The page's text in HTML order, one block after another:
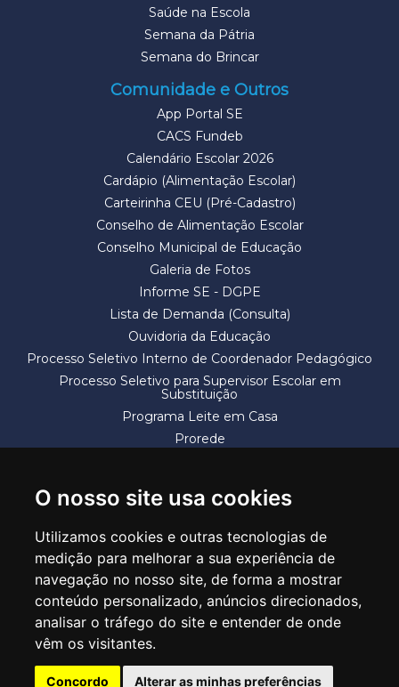
O nosso site usa cookies
Utilizamos cookies e outras tecnologias de
medição para melhorar a sua experiência de
navegação no nosso site, de forma a mostrar
conteúdo personalizado, anúncios direcionados,
analisar o tráfego do site e entender de onde
vêm os visitantes.
Concordo Alterar as minhas preferências
Saúde na Escola
Semana da Pátria
Semana do Brincar
Comunidade e Outros
App Portal SE
CACS Fundeb
Calendário Escolar 2026
Cardápio (Alimentação Escolar)
Carteirinha CEU (Pré-Cadastro)
Conselho de Alimentação Escolar
Conselho Municipal de Educação
Galeria de Fotos
Informe SE - DGPE
Lista de Demanda (Consulta)
Ouvidoria da Educação
Processo Seletivo Interno de Coordenador Pedagógico
Processo Seletivo para Supervisor Escolar em
Substituição
Programa Leite em Casa
Prorede
SECRETARIA DE EDUCAÇÃO
Rua Claudino Barbosa, 313 - Macedo - Guarulhos/SP CEP 07113-040
Central de Atendimento: *55 11 2475-7300